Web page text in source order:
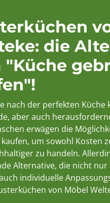
die
"Küche
nach der perfekten Küche
aber auch
erwägen die
kaufen, um sowohl Kosten
zu handeln.
Alternative, die nicht
individuelle
von Möbel